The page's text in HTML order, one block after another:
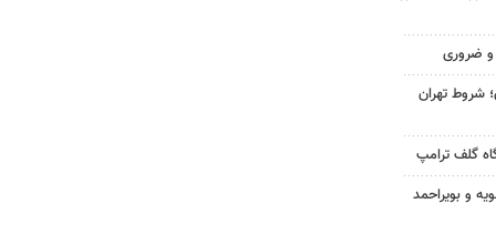
و ضروری
شروط تهران
گلف ترامپ
و بویراحمد